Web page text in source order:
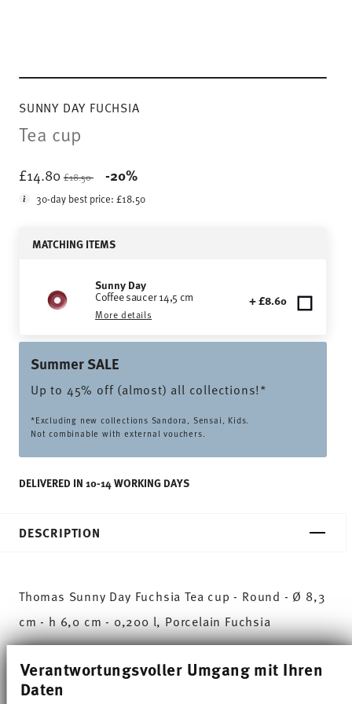
Verantwortungsvoller Umgang mit Ihren
Daten
SUNNY DAY FUCHSIA
Tea cup
£14.80 Price reduced from
£18.50 -20%
30-day best price:£18.50
MATCHING ITEMS
Sunny Day
Coffee saucer 14,5 cm
More details
+ £8.60
Summer SALE
Up to 45% off (almost) all collections!*
*Excluding new collections Sandora, Sensai, Kids.
Not combinable with external vouchers.
DELIVERED IN 10-14 WORKING DAYS
DESCRIPTION
Thomas Sunny Day Fuchsia Tea cup - Round - Ø 8,3
cm - h 6,0 cm - 0,200 l, Porcelain Fuchsia
of combinations make Sunny Day so special,